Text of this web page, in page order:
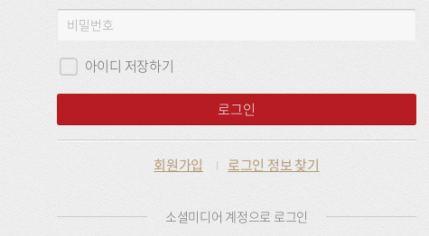
로
그
인
디비
번
호
아이디 저장하기
로그인
회원가입 로그인 정보 찾기
소셜미디어 계정으로 로그인